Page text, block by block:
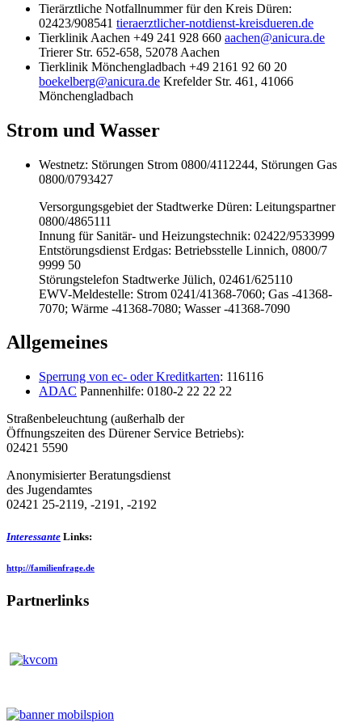
Tierärztliche Notfallnummer für den Kreis Düren:
02423/908541 tieraerztlicher-notdienst-kreisdueren.de
Tierklinik Aachen +49 241 928 660 aachen@anicura.de
Trierer Str. 652-658, 52078 Aachen
Tierklinik Mönchengladbach +49 2161 92 60 20
boekelberg@anicura.de Krefelder Str. 461, 41066
Mönchengladbach
Strom und Wasser
Westnetz: Störungen Strom 0800/4112244, Störungen Gas
0800/0793427
Versorgungsgebiet der Stadtwerke Düren: Leitungspartner
0800/4865111
Innung für Sanitär- und Heizungstechnik: 02422/9533999
Entstörungsdienst Erdgas: Betriebsstelle Linnich, 0800/7
9999 50
Störungstelefon Stadtwerke Jülich, 02461/625110
EWV-Meldestelle: Strom 0241/41368-7060; Gas -41368-
7070; Wärme -41368-7080; Wasser -41368-7090
Allgemeines
Sperrung von ec- oder Kreditkarten: 116116
ADAC Pannenhilfe: 0180-2 22 22 22
Straßenbeleuchtung (außerhalb der
Öffnungszeiten des Dürener Service Betriebs):
02421 5590
Anonymisierter Beratungsdienst
des Jugendamtes
02421 25-2119, -2191, -2192
Interessante Links:
http://familienfrage.de
Partnerlinks